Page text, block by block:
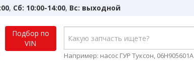
, Сб: 10:00-14:00, Вс: выходной
Подбор по
VIN
Например: насос ГУР Туксон, 06H905601A